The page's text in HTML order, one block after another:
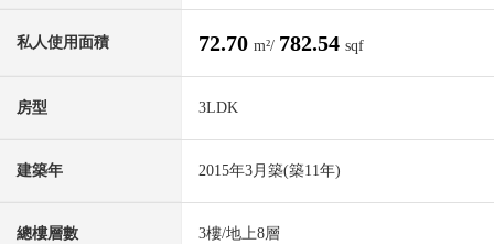
私人使用面積 72.70 m²/ 782.54 sqf
房型 3LDK
建築年 2015年3月築(築11年)
總樓層數 3樓/地上8層